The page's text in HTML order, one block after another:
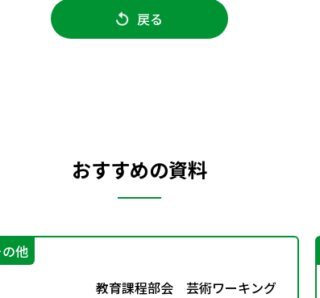
戻る
おすすめの資料
他
教育課程部会 芸術ワーキング